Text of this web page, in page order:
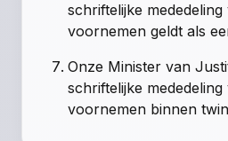
schriftelijke
voornemen geldt als
Onze Minister van
schriftelijke
voornemen binnen